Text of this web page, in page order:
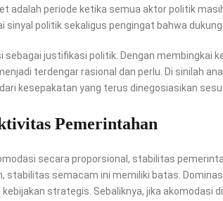
adalah periode ketika semua aktor politik
sinyal politik sekaligus pengingat bahwa
sebagai justifikasi politik. Dengan membingkai
terdengar rasional dan perlu. Di sinilah
kesepakatan yang terus dinegosiasikan
Pemerintahan
secara proporsional, stabilitas
stabilitas semacam ini memiliki batas.
strategis. Sebaliknya, jika akomodasi